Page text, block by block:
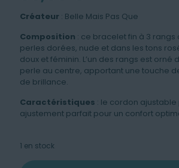
Créateur : Belle Mais Pas Que
Composition : ce bracelet fin à 3
perles dorées, nude et dans les tons
doux et féminin. L’un des rangs est orné
perle au centre, apportant une touche
de brillance.
Caractéristiques : le cordon
ajustement parfait pour un confort
1 en stock